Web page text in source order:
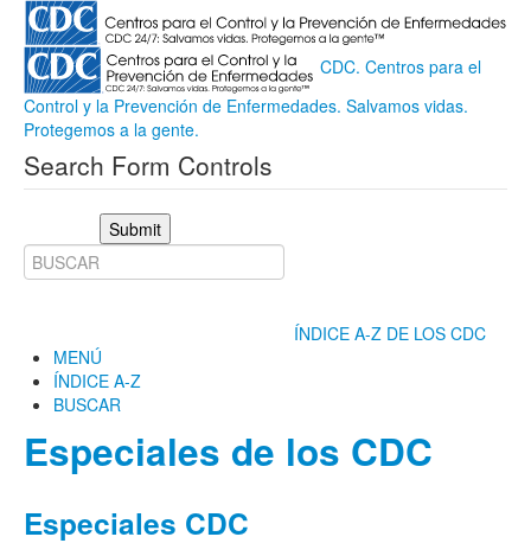
CDC. Centros para el
Control y la Prevención de Enfermedades. Salvamos vidas.
Protegemos a la gente.
Search Form Controls
Submit
ÍNDICE A-Z DE LOS CDC
MENÚ
ÍNDICE A-Z
BUSCAR
Especiales de los CDC
Especiales CDC